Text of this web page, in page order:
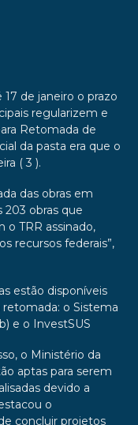
de janeiro o prazo
regularizem e
Retomada de
da pasta era que o
( 3 ).
das obras em
203 obras que
o TRR assinado,
recursos federais”,
estão disponíveis
retomada: o Sistema
e o InvestSUS
o Ministério da
aptas para serem
devido a
o
concluir projetos